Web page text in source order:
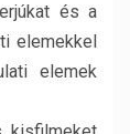
és a
elemekkel
elemek